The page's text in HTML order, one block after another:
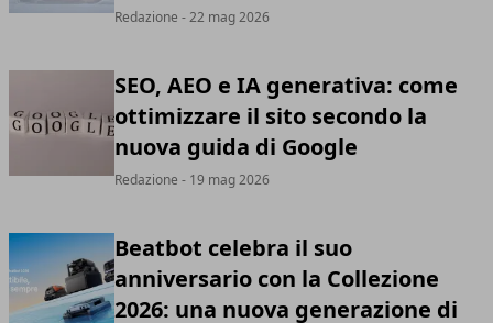
Redazione - 22 mag 2026
SEO, AEO e IA generativa: come
ottimizzare il sito secondo la
nuova guida di Google
Redazione - 19 mag 2026
Beatbot celebra il suo
anniversario con la Collezione
2026: una nuova generazione di